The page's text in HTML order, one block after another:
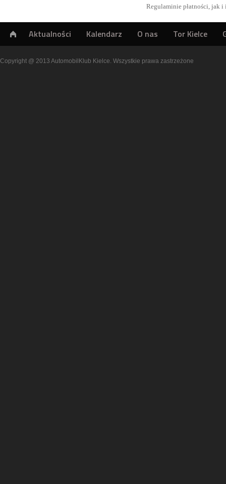
Regulaminie płatności, jak
Aktualności Kalendarz O nas Tor Kielce
Copyright @ 2013 AutomobilKlub Kielce. Wszystkie prawa zastrzeżone